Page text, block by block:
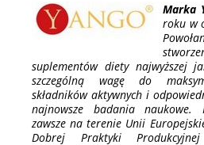
Marka
roku w
suplementów diety najwyższej
szczególną wagę do
składników aktywnych i
najnowsze badania naukowe.
zawsze na terenie Unii
Dobrej Praktyki